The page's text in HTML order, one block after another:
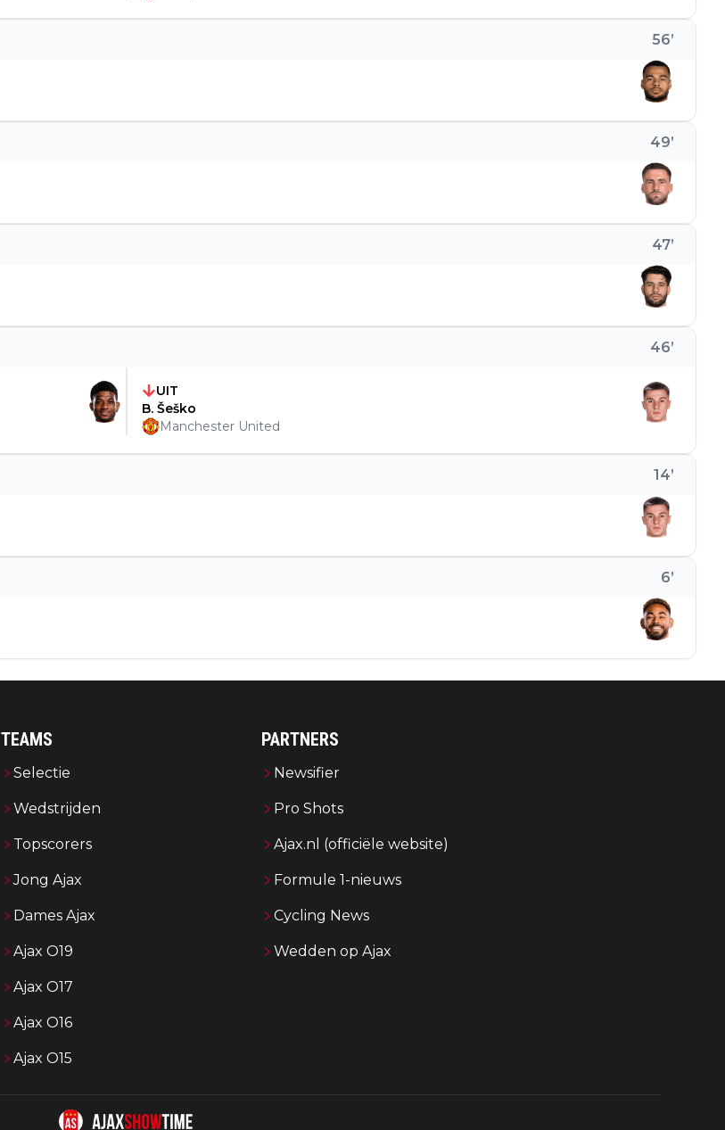
6’
14’
46’
UIT
B. Šeško
Manchester United
47’
49’
56’
TEAMS
Selectie
Wedstrijden
Topscorers
Jong Ajax
Dames Ajax
Ajax O19
Ajax O17
Ajax O16
Ajax O15
PARTNERS
Newsifier
Pro Shots
Ajax.nl (officiële website)
Formule 1-nieuws
Cycling News
Wedden op Ajax